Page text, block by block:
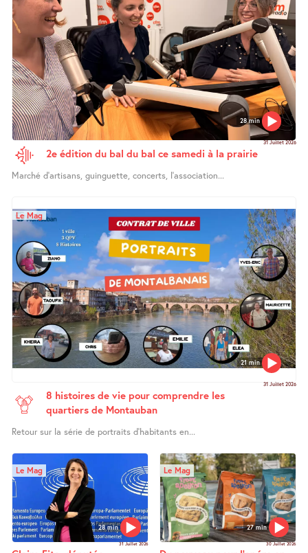
28 min
31 Juillet 2026
2e édition du bal du bal ce samedi à la prairie
Marché d’artisans, guinguette, concerts, l’association...
21 min
Le Mag
31 Juillet 2026
8 histoires de vie pour comprendre les
quartiers de Montauban
Retour sur la série de portraits d’habitants en...
28 min
Le Mag
31 Juillet 2026
27 min
Le Mag
30 Juillet 2026